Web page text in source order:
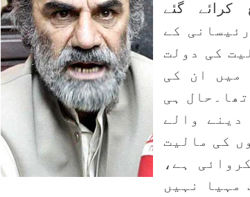
کرائے گئے
مالیاتی سال12-2011 میں رئیسانی کے
کی دولت
میں ان کی
ہی
دینے والے
کی مالیت
ہے،
مہیا نہیں